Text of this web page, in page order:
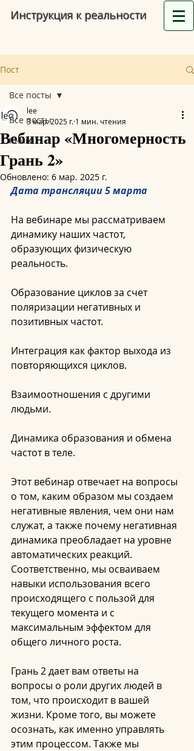
Инструкция к реальности
Пост
Все посты
Книги
Все посты
Вебинар «Многомерность
Грань 2»
lee
3 мар. 2025 г. 1 мин. чтения
Обновлено: 6 мар. 2025 г.
Дата трансляции 5 марта
На вебинаре мы рассматриваем
динамику наших частот,
образующих физическую
реальность.
Образование циклов за счет
поляризации негативных и
позитивных частот.
Интеграция как фактор выхода из
повторяющихся циклов.
Взаимоотношения с другими
людьми.
Динамика образования и обмена
частот в теле.
Этот вебинар отвечает на вопросы
о том, каким образом мы создаем
негативные явления, чем они нам
служат, а также почему негативная
динамика преобладает на уровне
автоматических реакций.
Соответственно, мы осваиваем
навыки использования всего
происходящего с пользой для
текущего момента и с
максимальным эффектом для
общего личного роста.
Грань 2 дает вам ответы на
вопросы о роли других людей в
том, что происходит в вашей
жизни. Кроме того, вы можете
осознать, как именно управлять
этим процессом. Также мы